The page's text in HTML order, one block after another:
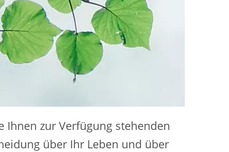
zur Verfügung stehenden
über Ihr Leben und über